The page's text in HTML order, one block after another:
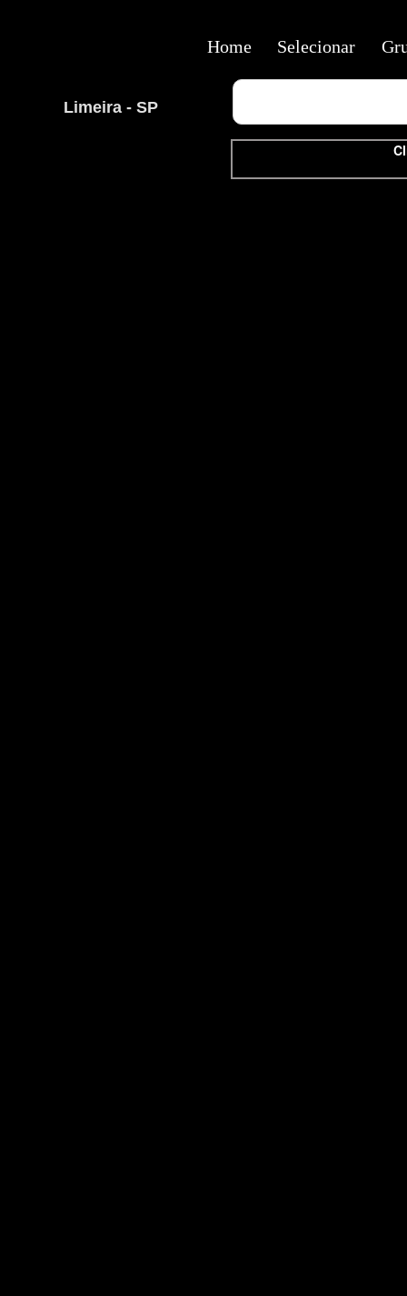
Limeira - SP
Home Selecionar